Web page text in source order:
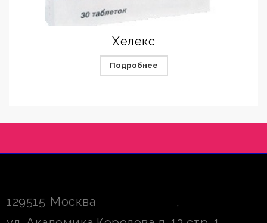
Хелекс
Подробнее
129515 Москва
,